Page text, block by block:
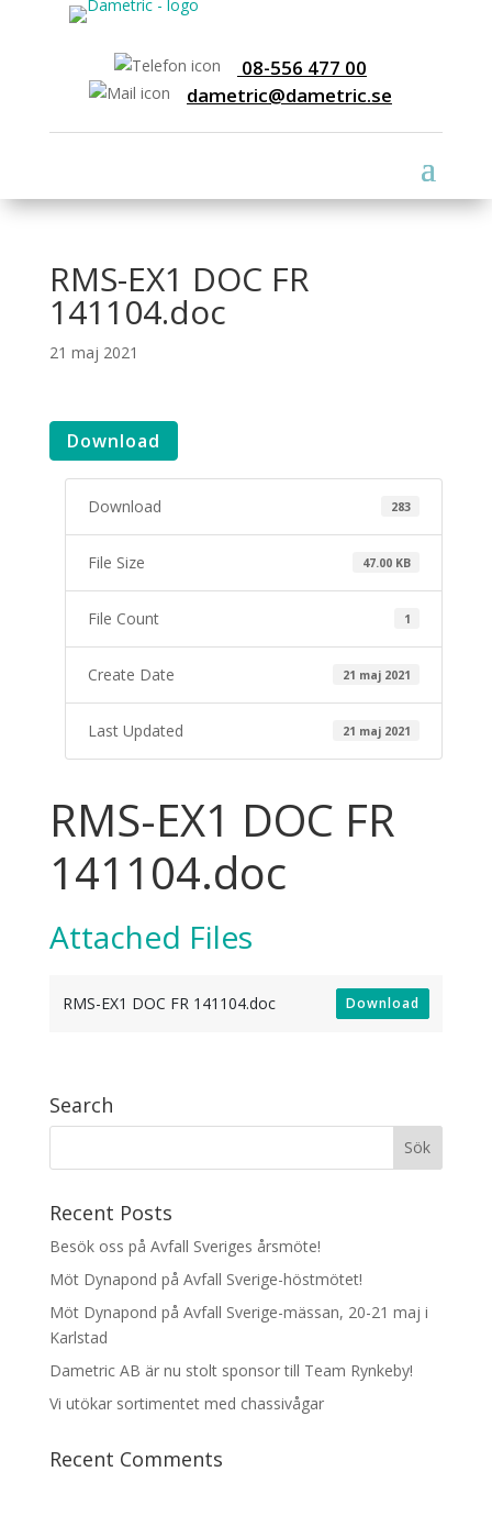
08-556 477 00
dametric@dametric.se
RMS-EX1 DOC FR
141104.doc
21 maj 2021
Download
Download 283
File Size 47.00 KB
File Count 1
Create Date 21 maj 2021
Last Updated 21 maj 2021
RMS-EX1 DOC FR
141104.doc
Attached Files
RMS-EX1 DOC FR 141104.doc Download
Search
Recent Posts
Besök oss på Avfall Sveriges årsmöte!
Möt Dynapond på Avfall Sverige-höstmötet!
Möt Dynapond på Avfall Sverige-mässan, 20-21 maj i
Karlstad
Dametric AB är nu stolt sponsor till Team Rynkeby!
Vi utökar sortimentet med chassivågar
Recent Comments